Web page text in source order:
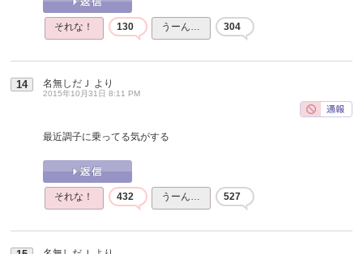
それな！ 130 うーん… 304
14 名無しだＪ より
2015年10月31日 8:11 PM
最近調子に乗ってる気がする
それな！ 432 うーん… 527